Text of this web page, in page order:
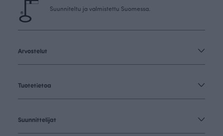
Suunniteltu ja valmistettu Suomessa.
Arvostelut
Tuotetietoa
Suunnittelijat